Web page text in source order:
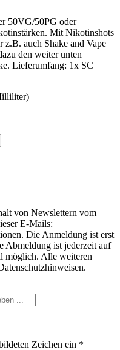
50VG/50PG oder
Mit Nikotinshots
z.B. auch Shake and Vape
den weiter unten
Lieferumfang: 1x SC
von Newslettern vom
E-Mails:
Die Anmeldung ist erst
Abmeldung ist jederzeit auf
möglich. Alle weiteren
Zeichen ein *